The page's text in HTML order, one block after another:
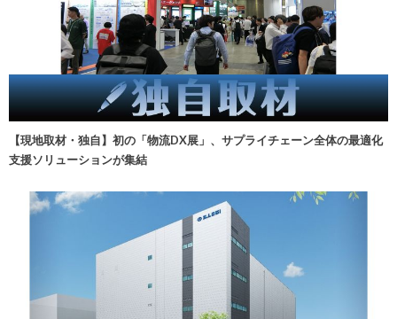
【現地取材・独自】初の「物流DX展」、サプライチェーン全体の最適化
支援ソリューションが集結